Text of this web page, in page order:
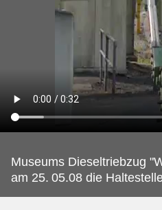
Museums Dieseltriebzug
am 25. 05.08 die